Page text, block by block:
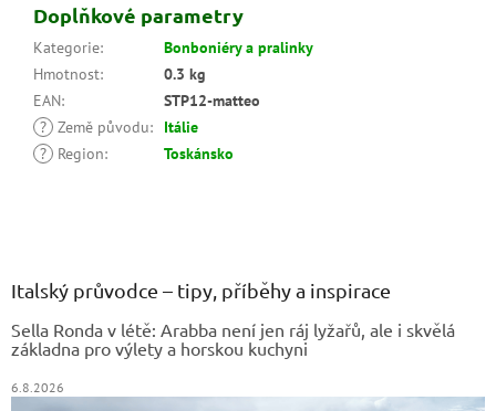
Doplňkové parametry
Kategorie:
Bonboniéry a pralinky
Hmotnost:
0.3 kg
EAN:
STP12-matteo
? Země původu:
Itálie
?
Region: Toskánsko
Italský průvodce – tipy, příběhy a inspirace
Sella Ronda v létě: Arabba není jen ráj lyžařů, ale i skvělá
základna pro výlety a horskou kuchyni
6.8.2026